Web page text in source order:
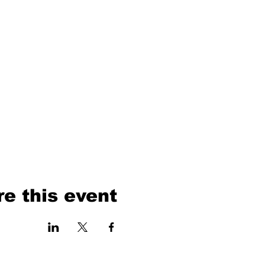
this event